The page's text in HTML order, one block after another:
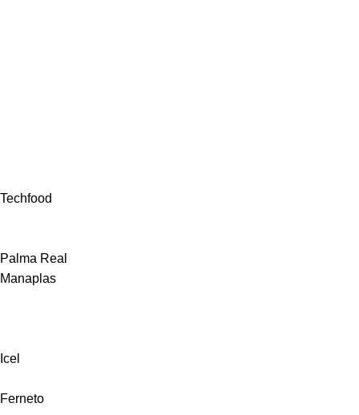
Techfood
Palma Real
Manaplas
Icel
Ferneto